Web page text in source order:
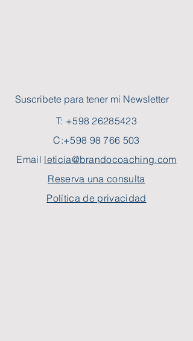
Suscribete para tener mi Newsletter
T: +598 26285423
C:+598 98 766 503
Email leticia@brandocoaching.com
Reserva una consulta
Política de privacidad